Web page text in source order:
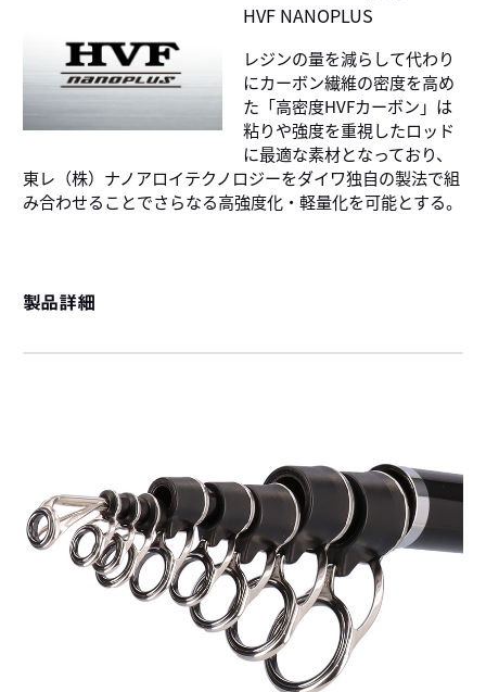
HVF NANOPLUS
レジンの量を減らして代わり
にカーボン繊維の密度を高め
た「高密度HVFカーボン」は
粘りや強度を重視したロッド
に最適な素材となっており、
東レ（株）ナノアロイテクノロジーをダイワ独自の製法で組
み合わせることでさらなる高強度化・軽量化を可能とする。
製品詳細